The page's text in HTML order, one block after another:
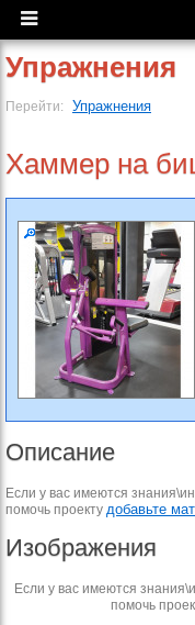
Упражнения
Перейти: Упражнения
Хаммер на
Описание
Если у вас имеются
помочь проекту добавьте
Изображения
Если у вас имеются
помочь